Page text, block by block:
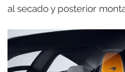
al secado y posterior